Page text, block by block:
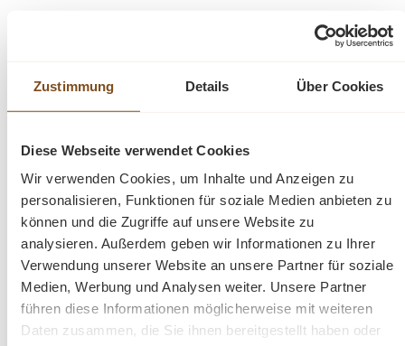
Zustimmung Details Über Cookies
Diese Webseite verwendet Cookies
Wir verwenden Cookies, um Inhalte und Anzeigen zu
personalisieren, Funktionen für soziale Medien anbieten zu
können und die Zugriffe auf unsere Website zu
analysieren. Außerdem geben wir Informationen zu Ihrer
Verwendung unserer Website an unsere Partner für soziale
Medien, Werbung und Analysen weiter. Unsere Partner
führen diese Informationen möglicherweise mit weiteren
Daten zusammen, die Sie ihnen bereitgestellt haben oder
gebürstetem und recyceltem Teakholz kombiniert mit Metall hergestellt
Metallbeinen. Pandora spiegelt den momentanen Trend wider.
Tiefe 45 cm
fertig montiert
Metallgestell
Recyceltem Teakholz
Gewicht 22.1 kg
Push-to-Open (auch Tip-On genannt), die mechanische
Öffnungsunterstützung für grifflose Möbel. Leichtes